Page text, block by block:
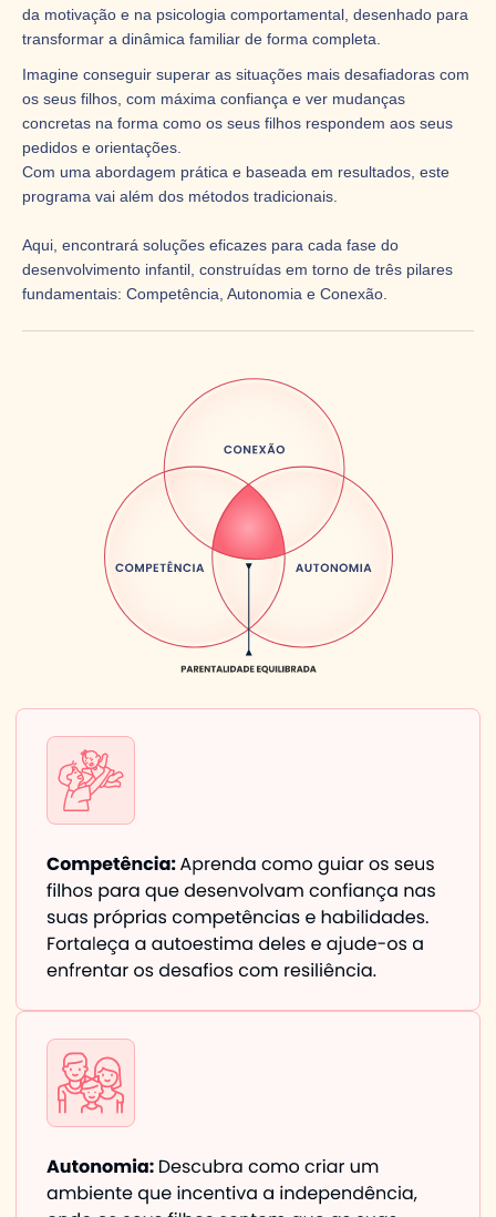
da motivação e na psicologia comportamental, desenhado para
transformar a dinâmica familiar de forma completa.
Imagine conseguir superar as situações mais desafiadoras com
os seus filhos, com máxima confiança e ver mudanças
concretas na forma como os seus filhos respondem aos seus
pedidos e orientações.
Com uma abordagem prática e baseada em resultados, este
programa vai além dos métodos tradicionais.
Aqui, encontrará soluções eficazes para cada fase do
desenvolvimento infantil, construídas em torno de três pilares
fundamentais: Competência, Autonomia e Conexão.